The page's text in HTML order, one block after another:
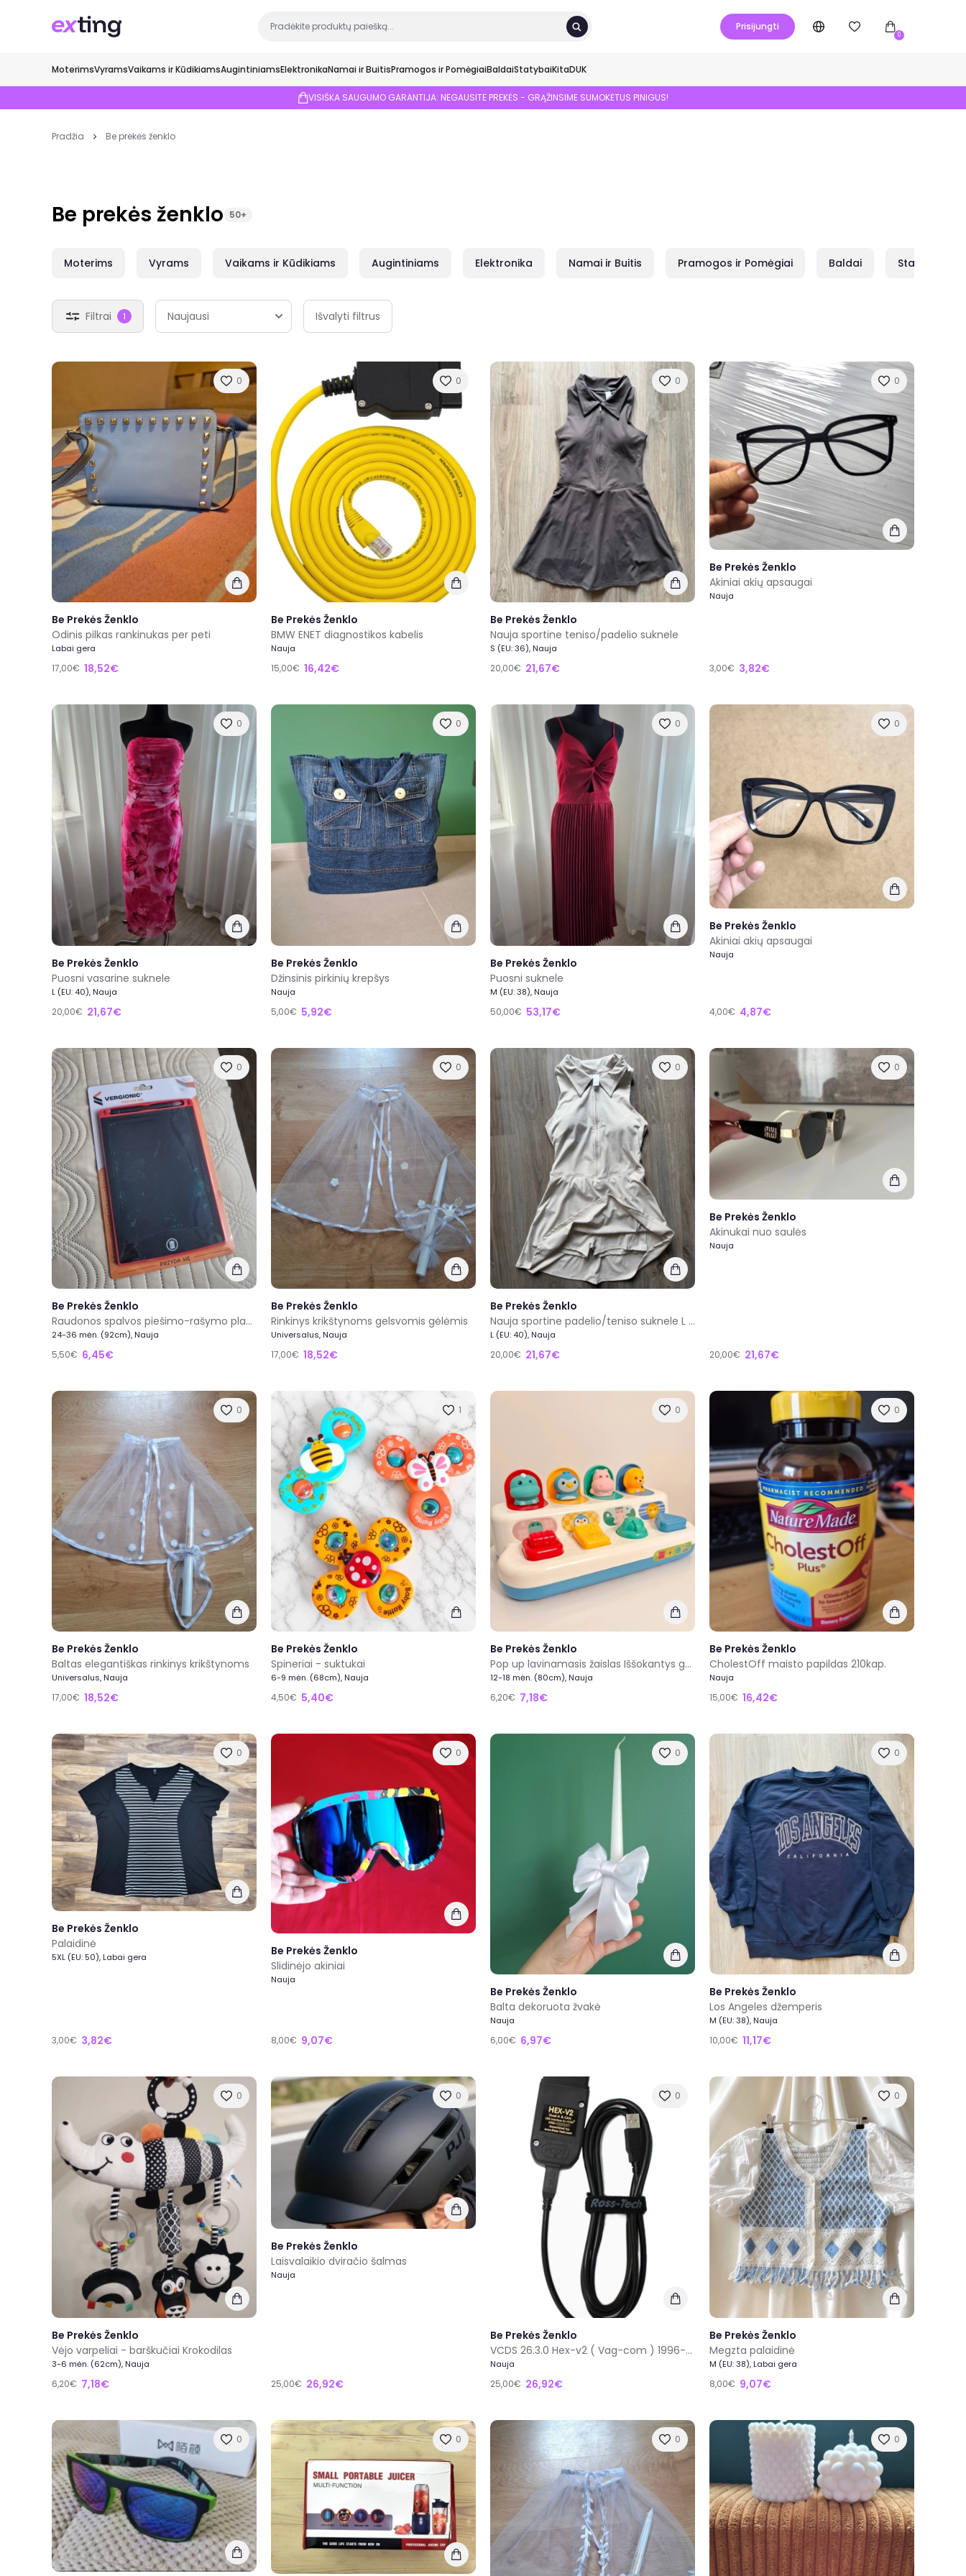
Prisijungti
0
MoterimsVyramsVaikams ir KūdikiamsAugintiniamsElektronikaNamai ir BuitisPramogos ir PomėgiaiBaldaiStatybaiKitaDUK
VISIŠKA SAUGUMO GARANTIJA: NEGAUSITE PREKĖS - GRĄŽINSIME SUMOKĖTUS PINIGUS!
Pradžia Be prekės ženklo
Be prekės ženklo 50+
Moterims Vyrams Vaikams ir Kūdikiams Augintiniams Elektronika Namai ir Buitis Pramogos ir Pomėgiai Baldai Statybai
Filtrai 1 Išvalyti filtrus
0
Be Prekės Ženklo
Odinis pilkas rankinukas per peti
Labai gera
17,00€ 18,52€
0
Be Prekės Ženklo
BMW ENET diagnostikos kabelis
Nauja
15,00€ 16,42€
0
Be Prekės Ženklo
Nauja sportine teniso/padelio suknele
S (EU: 36), Nauja
20,00€ 21,67€
0
Be Prekės Ženklo
Akiniai akių apsaugai
Nauja
3,00€ 3,82€
0
Be Prekės Ženklo
Puosni vasarine suknele
L (EU: 40), Nauja
20,00€ 21,67€
0
Be Prekės Ženklo
Džinsinis pirkinių krepšys
Nauja
5,00€ 5,92€
0
Be Prekės Ženklo
Puosni suknele
M (EU: 38), Nauja
50,00€ 53,17€
0
Be Prekės Ženklo
Akiniai akių apsaugai
Nauja
4,00€ 4,87€
0
Be Prekės Ženklo
Raudonos spalvos piešimo-rašymo planšetė vaikui nuo 3 metų
24-36 mėn. (92cm), Nauja
5,50€ 6,45€
0
Be Prekės Ženklo
Rinkinys krikštynoms gelsvomis gėlėmis
Universalus, Nauja
17,00€ 18,52€
0
Be Prekės Ženklo
Nauja sportine padelio/teniso suknele L dydis
L (EU: 40), Nauja
20,00€ 21,67€
0
Be Prekės Ženklo
Akinukai nuo saulės
Nauja
20,00€ 21,67€
0
Be Prekės Ženklo
Baltas elegantiškas rinkinys krikštynoms
Universalus, Nauja
17,00€ 18,52€
1
Be Prekės Ženklo
Spineriai - suktukai
6-9 mėn. (68cm), Nauja
4,50€ 5,40€
0
Be Prekės Ženklo
Pop up lavinamasis žaislas Iššokantys gyvūnai
12-18 mėn. (80cm), Nauja
6,20€ 7,18€
0
Be Prekės Ženklo
CholestOff maisto papildas 210kap.
Nauja
15,00€ 16,42€
0
Be Prekės Ženklo
Palaidinė
5XL (EU: 50), Labai gera
3,00€ 3,82€
0
Be Prekės Ženklo
Slidinėjo akiniai
Nauja
8,00€ 9,07€
0
Be Prekės Ženklo
Balta dekoruota žvakė
Nauja
6,00€ 6,97€
0
Be Prekės Ženklo
Los Angeles džemperis
M (EU: 38), Nauja
10,00€ 11,17€
0
Be Prekės Ženklo
Vėjo varpeliai - barškučiai Krokodilas
3-6 mėn. (62cm), Nauja
6,20€ 7,18€
0
Be Prekės Ženklo
Laisvalaikio dviračio šalmas
Nauja
25,00€ 26,92€
0
Be Prekės Ženklo
VCDS 26.3.0 Hex-v2 ( Vag-com ) 1996-2018m
Nauja
25,00€ 26,92€
0
Be Prekės Ženklo
Megzta palaidinė
M (EU: 38), Labai gera
8,00€ 9,07€
0 0 0 0